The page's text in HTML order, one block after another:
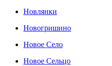
Новлянки
Новогришино
Новое Село
Новое Сельцо